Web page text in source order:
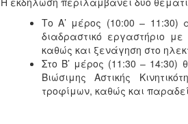
Το Α’ μέρος (10:00 – 11:30)
διαδραστικό εργαστήριο
καθώς και ξενάγηση στο
Στο Β’ μέρος (11:30 – 14:30)
Βιώσιμης Αστικής
τροφίμων, καθώς και